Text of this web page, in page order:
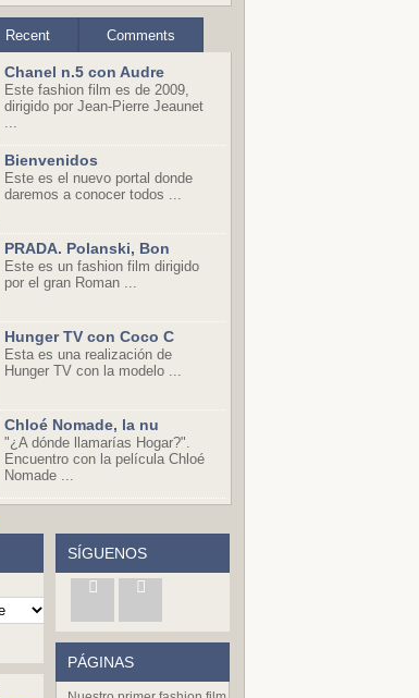
Recent Comments
Chanel n.5 con Audre
Este fashion film es de 2009,
dirigido por Jean-Pierre Jeaunet
...
Bienvenidos
Este es el nuevo portal donde
daremos a conocer todos ...
PRADA. Polanski, Bon
Este es un fashion film dirigido
por el gran Roman ...
Hunger TV con Coco C
Esta es una realización de
Hunger TV con la modelo ...
Chloé Nomade, la nu
"¿A dónde llamarías Hogar?".
Encuentro con la película Chloé
Nomade ...
SÍGUENOS
PÁGINAS